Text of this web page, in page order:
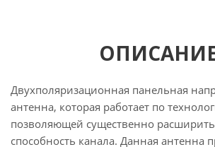
Двухполяризационная панельная
антенна, которая работает по
позволяющей существенно
способность канала. Данная антенна